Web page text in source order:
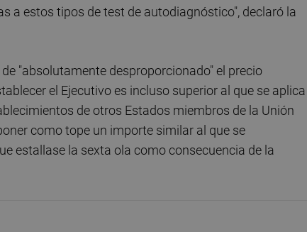
a estos tipos de test de autodiagnóstico", declaró la
"absolutamente desproporcionado" el precio
el Ejecutivo es incluso superior al que se aplica
de otros Estados miembros de la Unión
como tope un importe similar al que se
estallase la sexta ola como consecuencia de la